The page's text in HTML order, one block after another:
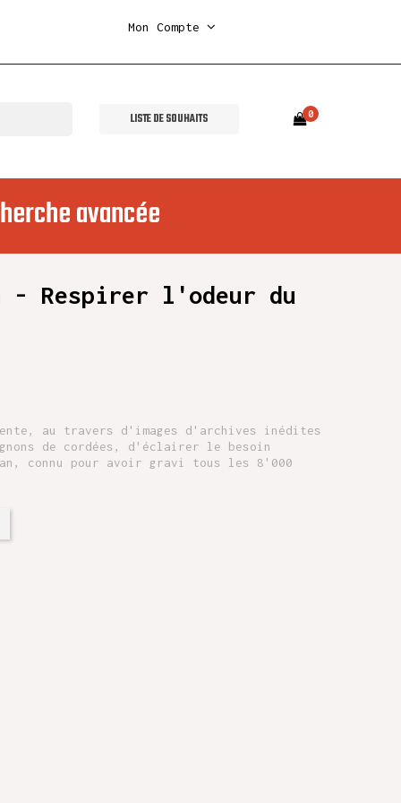
Mon Compte
LISTE DE SOUHAITS 0
avancée
- Respirer l'odeur du
au travers d'images d'archives inédites
de cordées, d'éclairer le besoin
connu pour avoir gravi tous les 8'000